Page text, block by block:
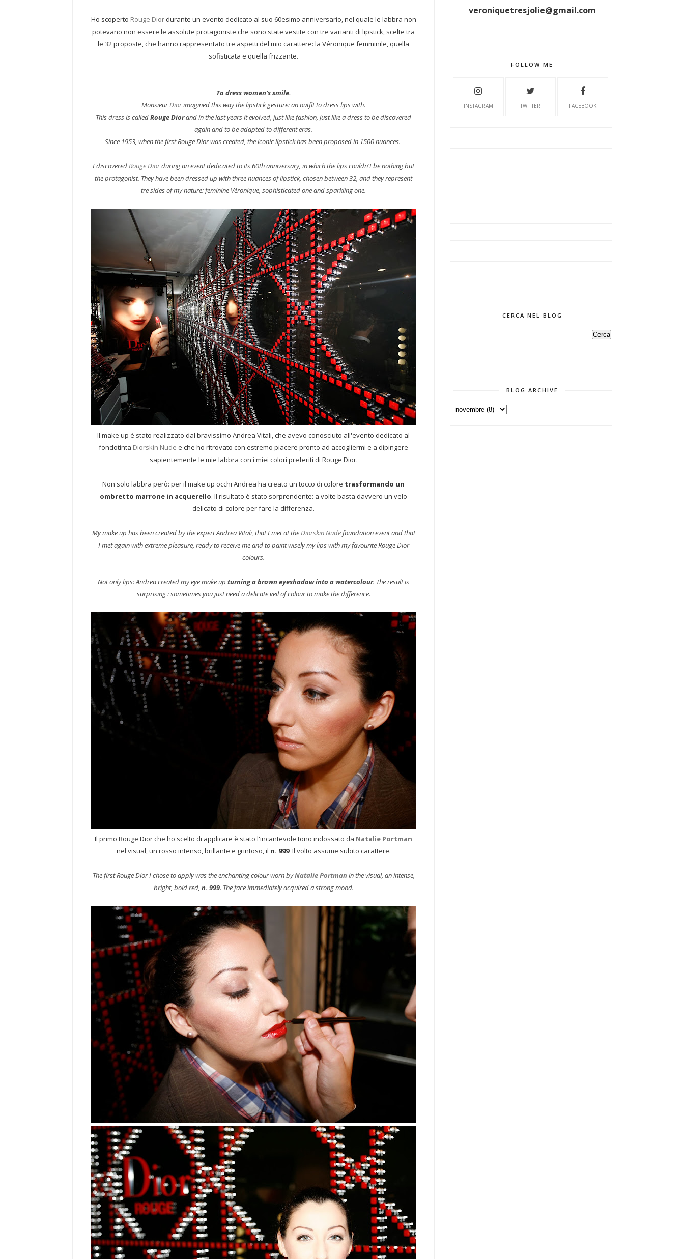
Ho scoperto Rouge Diordurante un evento dedicato al suo 60esimo anniversario, nel quale le labbra non
potevano non essere le assolute protagoniste che sono state vestite con tre varianti di lipstick, scelte tra
le 32 proposte, che hanno rappresentato tre aspetti del mio carattere: la Véronique femminile, quella
sofisticata e quella frizzante.
To dress women's smile.
MonsieurDiorimagined this way the lipstick gesture: an outfit to dress lips with.
This dress is calledRouge Diorand in the last years it evolved, just like fashion, just like a dress to be discovered
again and to be adapted to different eras.
Since 1953, when the first Rouge Dior was created, the iconic lipstick has been proposed in 1500 nuances.
I discoveredRouge Diorduring an event dedicated to its 60th anniversary, in which the lips couldn't be nothing but
the protagonist. They have been dressed up with three nuances of lipstick, chosen between 32, and they represent
tre sides of my nature: feminine Véronique, sophisticated one and sparkling one.
Il make up è stato realizzato dal bravissimo Andrea Vitali, che avevo conosciuto all'evento dedicato al
fondotinta Diorskin Nude e che ho ritrovato con estremo piacere pronto ad accogliermi e a dipingere
sapientemente le mie labbra con i miei colori preferiti di Rouge Dior.
Non solo labbra però: per il make up occhi Andrea ha creato un tocco di colore trasformando un
ombretto marrone in acquerello. Il risultato è stato sorprendente: a volte basta davvero un velo
delicato di colore per fare la differenza.
My make up has been created by the expert Andrea Vitali, that I met at theDiorskin Nudefoundation event and that
I met again with extreme pleasure, ready to receive me and to paint wisely my lips with my favourite Rouge Dior
colours.
Not only lips: Andrea created my eye make upturning a brown eyeshadow into a watercolour. The result is
surprising : sometimes you just need a delicate veil of colour to make the difference.
Il primo Rouge Dior che ho scelto di applicare è stato l'incantevole tono indossato da Natalie Portman
nel visual, un rosso intenso, brillante e grintoso, il n. 999. Il volto assume subito carattere.
The first Rouge Dior I chose to apply was the enchanting colour worn byNatalie Portman in the visual, an intense,
bright, bold red, n. 999. The face immediately acquired a strong mood.
veroniquetresjolie@gmail.com
FOLLOW ME
INSTAGRAM TWITTER FACEBOOK
CERCA NEL BLOG
BLOG ARCHIVE